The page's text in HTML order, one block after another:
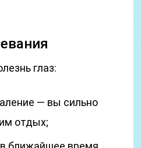
глаз:
— вы сильно
отдых;